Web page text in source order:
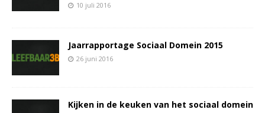
10 juli 2016
Jaarrapportage Sociaal Domein 2015
26 juni 2016
Kijken in de keuken van het sociaal domein